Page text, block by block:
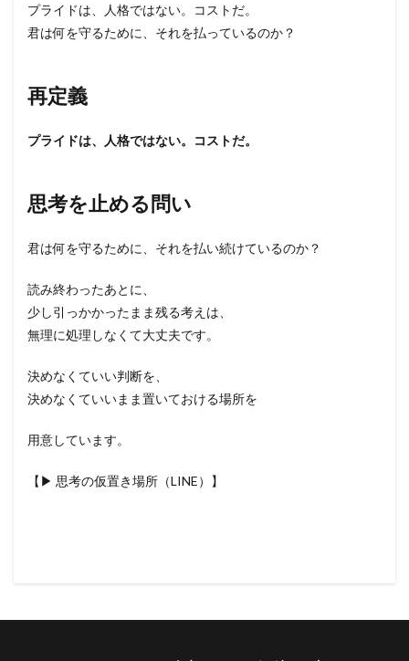
プライドは、人格ではない。コストだ。
君は何を守るために、それを払っているのか？
再定義
プライドは、人格ではない。コストだ。
思考を止める問い
君は何を守るために、それを払い続けているのか？
読み終わったあとに、
少し引っかかったまま残る考えは、
無理に処理しなくて大丈夫です。
決めなくていい判断を、
決めなくていいまま置いておける場所を
用意しています。
【▶︎ 思考の仮置き場所（LINE）】